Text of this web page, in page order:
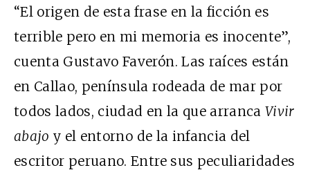
“El origen de esta frase en la ficción es
terrible pero en mi memoria es inocente”,
cuenta Gustavo Faverón. Las raíces están
en Callao, península rodeada de mar por
todos lados, ciudad en la que arranca Vivir
abajo y el entorno de la infancia del
escritor peruano. Entre sus peculiaridades